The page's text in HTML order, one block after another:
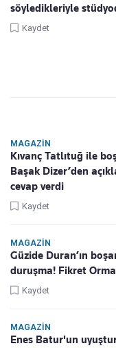
söyledikleriyle
Kaydet
MAGAZIN
Kıvanç Tatlıtuğ ile
Başak Dizer’den
cevap verdi
Kaydet
MAGAZIN
Güzide Duran’ın
duruşma! Fikret
Kaydet
MAGAZIN
Enes Batur'un